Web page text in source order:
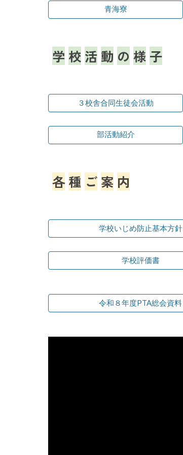
青海寮
学 校 活 動 の 様 子
３校舎合同生徒会活動
部活動紹介
各 種 ご 案 内
学校いじめ防止基本方針
学校評価書
令和８年度PTA総会資料